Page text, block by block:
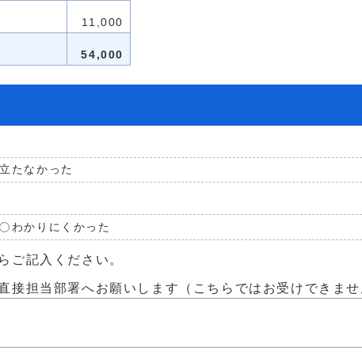
11,000
54,000
たなかった
わかりにくかった
ご記入ください。
接担当部署へお願いします（こちらではお受けできま